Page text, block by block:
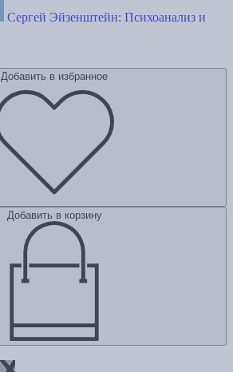
Сергей Эйзенштейн: Психоанализ и
Добавить в избранное
Добавить в корзину